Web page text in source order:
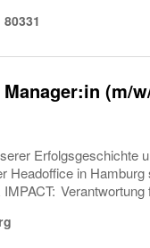
80331
(m/
Erfolgsgeschichte
Headoffice in